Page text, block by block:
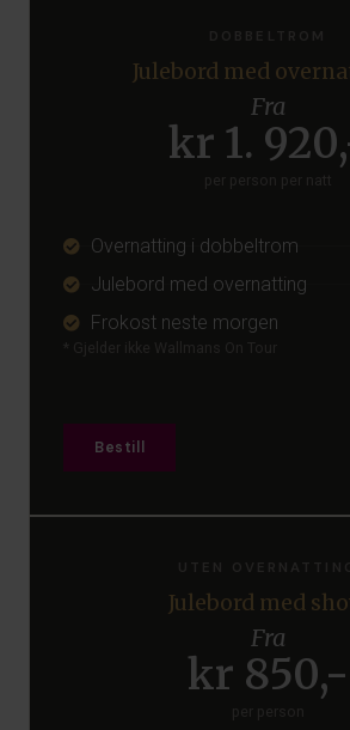
Julebord med
Fra
kr 1.
Overnatting i dobbeltrom
Julebord med overnatting
Frokost neste morgen
Bestill
Julebord med
Fra
kr 850,-